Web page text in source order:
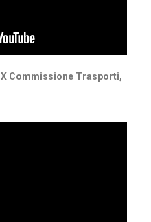
IX Commissione Trasporti,